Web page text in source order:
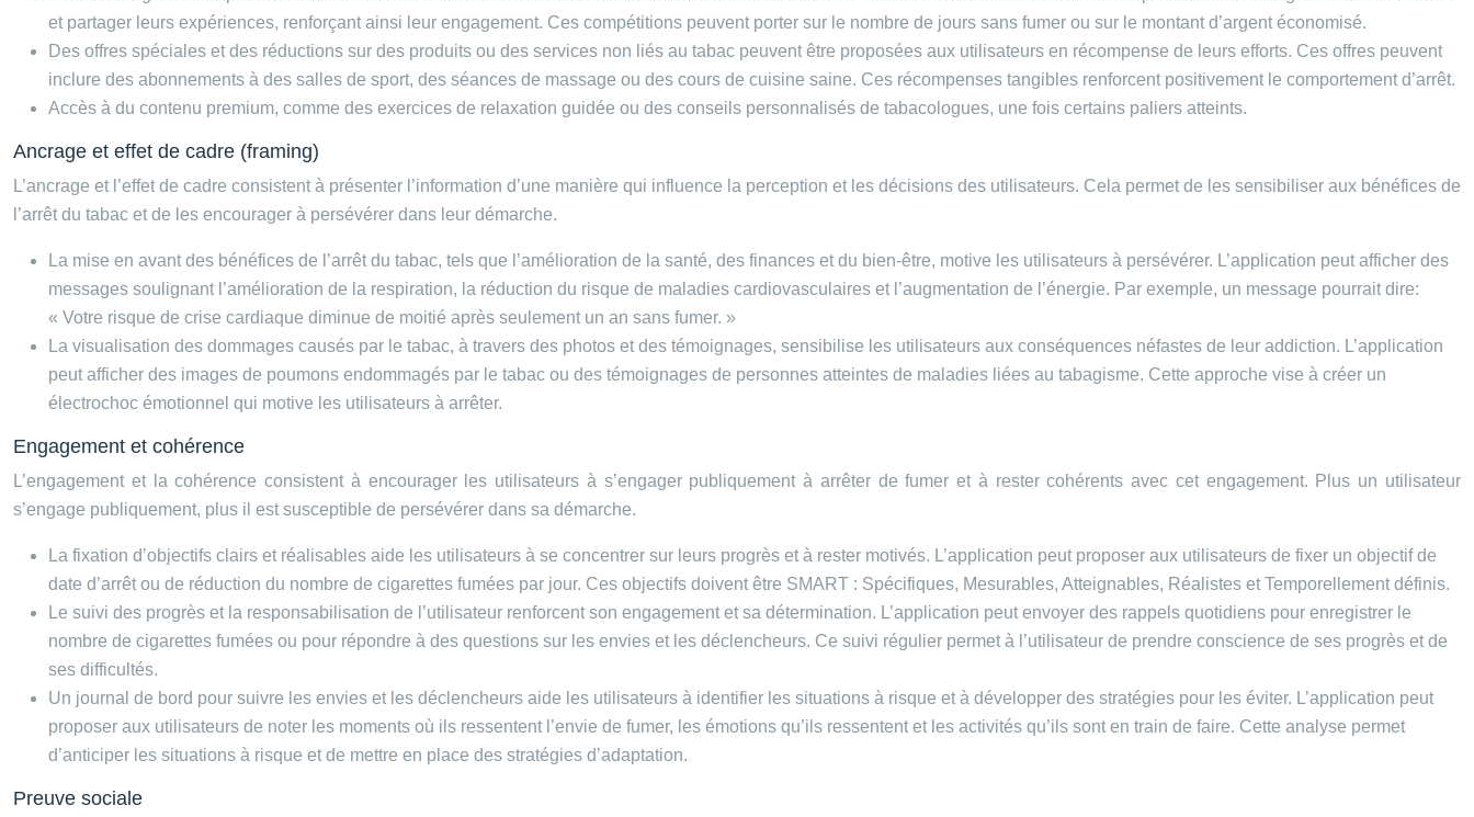
et partager leurs expériences, renforçant ainsi leur engagement. Ces compétitions peuvent porter sur le nombre de jours sans fumer ou sur le montant d’argent économisé.
Des offres spéciales et des réductions sur des produits ou des services non liés au tabac peuvent être proposées aux utilisateurs en récompense de leurs efforts. Ces offres peuvent
inclure des abonnements à des salles de sport, des séances de massage ou des cours de cuisine saine. Ces récompenses tangibles renforcent positivement le comportement d’arrêt.
Accès à du contenu premium, comme des exercices de relaxation guidée ou des conseils personnalisés de tabacologues, une fois certains paliers atteints.
Ancrage et effet de cadre (framing)
L’ancrage et l’effet de cadre consistent à présenter l’information d’une manière qui influence la perception et les décisions des utilisateurs. Cela permet de les sensibiliser aux bénéfices de
l’arrêt du tabac et de les encourager à persévérer dans leur démarche.
La mise en avant des bénéfices de l’arrêt du tabac, tels que l’amélioration de la santé, des finances et du bien-être, motive les utilisateurs à persévérer. L’application peut afficher des
messages soulignant l’amélioration de la respiration, la réduction du risque de maladies cardiovasculaires et l’augmentation de l’énergie. Par exemple, un message pourrait dire:
« Votre risque de crise cardiaque diminue de moitié après seulement un an sans fumer. »
La visualisation des dommages causés par le tabac, à travers des photos et des témoignages, sensibilise les utilisateurs aux conséquences néfastes de leur addiction. L’application
peut afficher des images de poumons endommagés par le tabac ou des témoignages de personnes atteintes de maladies liées au tabagisme. Cette approche vise à créer un
électrochoc émotionnel qui motive les utilisateurs à arrêter.
Engagement et cohérence
L’engagement et la cohérence consistent à encourager les utilisateurs à s’engager publiquement à arrêter de fumer et à rester cohérents avec cet engagement. Plus un utilisateur
s’engage publiquement, plus il est susceptible de persévérer dans sa démarche.
La fixation d’objectifs clairs et réalisables aide les utilisateurs à se concentrer sur leurs progrès et à rester motivés. L’application peut proposer aux utilisateurs de fixer un objectif de
date d’arrêt ou de réduction du nombre de cigarettes fumées par jour. Ces objectifs doivent être SMART : Spécifiques, Mesurables, Atteignables, Réalistes et Temporellement définis.
Le suivi des progrès et la responsabilisation de l’utilisateur renforcent son engagement et sa détermination. L’application peut envoyer des rappels quotidiens pour enregistrer le
nombre de cigarettes fumées ou pour répondre à des questions sur les envies et les déclencheurs. Ce suivi régulier permet à l’utilisateur de prendre conscience de ses progrès et de
ses difficultés.
Un journal de bord pour suivre les envies et les déclencheurs aide les utilisateurs à identifier les situations à risque et à développer des stratégies pour les éviter. L’application peut
proposer aux utilisateurs de noter les moments où ils ressentent l’envie de fumer, les émotions qu’ils ressentent et les activités qu’ils sont en train de faire. Cette analyse permet
d’anticiper les situations à risque et de mettre en place des stratégies d’adaptation.
Preuve sociale